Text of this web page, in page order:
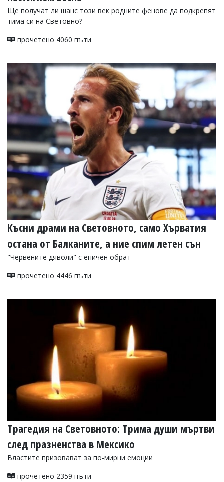
Ще получат ли шанс този век родните фенове да подкрепят
тима си на Световно?
прочетено 4060 пъти
Късни драми на Световното, само Хърватия
остана от Балканите, а ние спим летен сън
"Червените дяволи" с епичен обрат
прочетено 4446 пъти
Трагедия на Световното: Трима души мъртви
след празненства в Мексико
Властите призовават за по-мирни емоции
прочетено 2359 пъти